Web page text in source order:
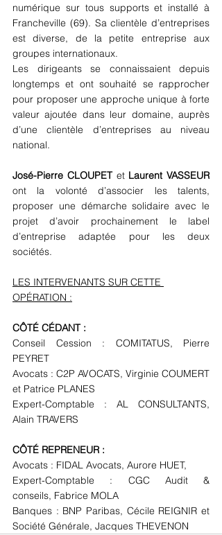
numérique sur tous supports et installé à
Francheville (69). Sa clientèle d’entreprises
est diverse, de la petite entreprise aux
groupes internationaux.
Les dirigeants se connaissaient depuis
longtemps et ont souhaité se rapprocher
pour proposer une approche unique à forte
valeur ajoutée dans leur domaine, auprès
d’une clientèle d’entreprises au niveau
national.
José-Pierre CLOUPET et Laurent VASSEUR
ont la volonté d’associer les talents,
proposer une démarche solidaire avec le
projet d’avoir prochainement le label
d’entreprise adaptée pour les deux
sociétés.
LES INTERVENANTS SUR CETTE
OPÉRATION :
CÔTÉ CÉDANT :
Conseil Cession : COMITATUS, Pierre
PEYRET
Avocats : C2P AVOCATS, Virginie COUMERT
et Patrice PLANES
Expert-Comptable : AL CONSULTANTS,
Alain TRAVERS
CÔTÉ REPRENEUR :
Avocats : FIDAL Avocats, Aurore HUET,
Expert-Comptable : CGC Audit &
conseils, Fabrice MOLA
Banques : BNP Paribas, Cécile REIGNIR et
Société Générale, Jacques THEVENON